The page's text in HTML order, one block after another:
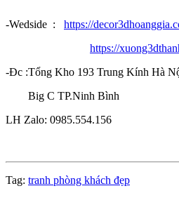
-Wedside : https://
https://
-Đc :Tổng Kho 193 Trung Kính Hà
Big C TP.Ninh Bình
LH Zalo: 0985.554.156
Tag: tranh phòng khách đẹp